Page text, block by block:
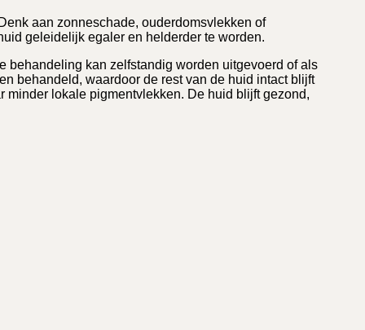
aan zonneschade, ouderdomsvlekken of
geleidelijk egaler en helderder te worden.
behandeling kan zelfstandig worden uitgevoerd of als
behandeld, waardoor de rest van de huid intact blijft
lokale pigmentvlekken. De huid blijft gezond,